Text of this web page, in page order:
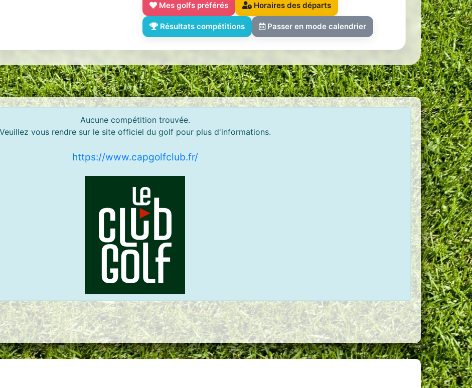
Mes golfs préférés Horaires des départs
Résultats compétitions Passer en mode calendrier
Aucune compétition trouvée.
Veuillez vous rendre sur le site officiel du golf pour plus d'informations.
https://www.capgolfclub.fr/